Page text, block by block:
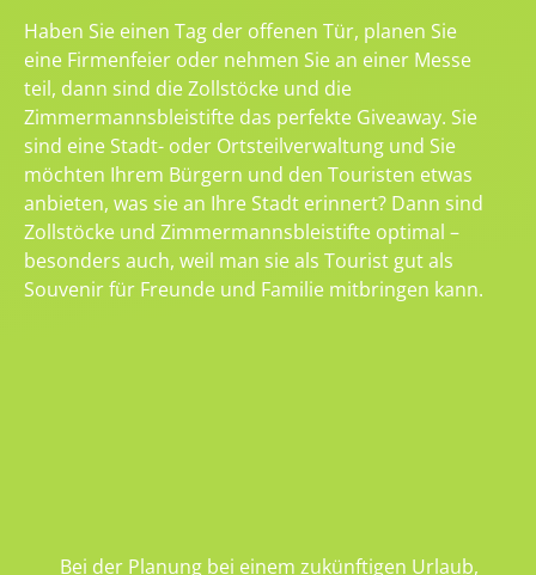
Haben Sie einen Tag der offenen Tür, planen Sie
eine Firmenfeier oder nehmen Sie an einer Messe
teil, dann sind die Zollstöcke und die
Zimmermannsbleistifte das perfekte Giveaway. Sie
sind eine Stadt- oder Ortsteilverwaltung und Sie
möchten Ihrem Bürgern und den Touristen etwas
anbieten, was sie an Ihre Stadt erinnert? Dann sind
Zollstöcke und Zimmermannsbleistifte optimal –
besonders auch, weil man sie als Tourist gut als
Souvenir für Freunde und Familie mitbringen kann.
Bei der Planung bei einem zukünftigen Urlaub,